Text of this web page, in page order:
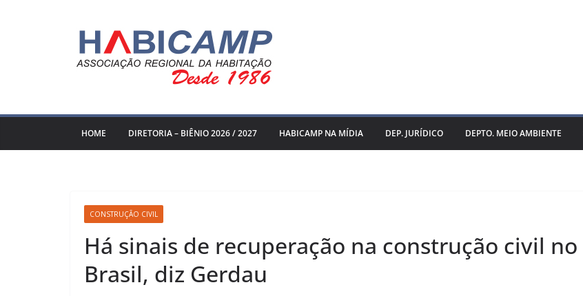
HOME DIRETORIA – BIÊNIO 2026 / 2027 HABICAMP NA MÍDIA DEP. JURÍDICO DEPTO. MEIO AMBIENTE
CONSTRUÇÃO CIVIL
Há sinais de recuperação na construção civil no
Brasil, diz Gerdau